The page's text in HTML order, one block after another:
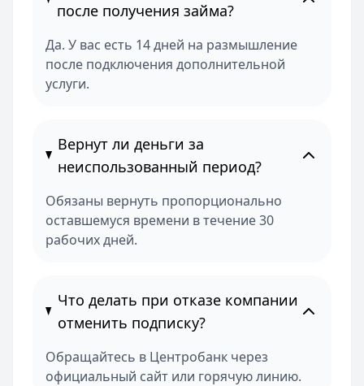
после получения займа?
Да. У вас есть 14 дней на размышление
после подключения дополнительной
услуги.
Вернут ли деньги за
неиспользованный период?
Обязаны вернуть пропорционально
оставшемуся времени в течение 30
рабочих дней.
Что делать при отказе компании
отменить подписку?
Обращайтесь в Центробанк через
официальный сайт или горячую линию.